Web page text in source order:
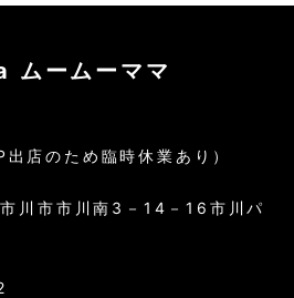
ームーママ
店のため臨時休業あり）
川市市川南3－14－16市川パ